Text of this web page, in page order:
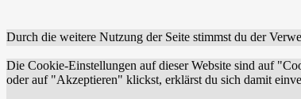
Durch die weitere Nutzung der Seite stimmst du der
Die Cookie-Einstellungen auf dieser Website sind auf
oder auf "Akzeptieren" klickst, erklärst du sich damit